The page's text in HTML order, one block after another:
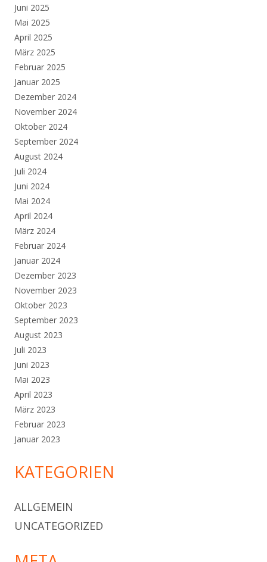
Juni 2025
Mai 2025
April 2025
März 2025
Februar 2025
Januar 2025
Dezember 2024
November 2024
Oktober 2024
September 2024
August 2024
Juli 2024
Juni 2024
Mai 2024
April 2024
März 2024
Februar 2024
Januar 2024
Dezember 2023
November 2023
Oktober 2023
September 2023
August 2023
Juli 2023
Juni 2023
Mai 2023
April 2023
März 2023
Februar 2023
Januar 2023
KATEGORIEN
ALLGEMEIN
UNCATEGORIZED